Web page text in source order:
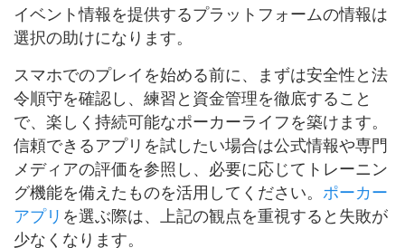
イベント情報を提供するプラットフォームの情報は
選択の助けになります。
スマホでのプレイを始める前に、まずは安全性と法
令順守を確認し、練習と資金管理を徹底すること
で、楽しく持続可能なポーカーライフを築けます。
信頼できるアプリを試したい場合は公式情報や専門
メディアの評価を参照し、必要に応じてトレーニン
グ機能を備えたものを活用してください。 ポーカー
アプリ を選ぶ際は、上記の観点を重視すると失敗が
少なくなります。